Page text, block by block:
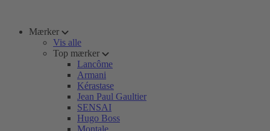
Mærker
Vis alle
Top mærker
Lancôme
Armani
Kérastase
Jean Paul Gaultier
SENSAI
Hugo Boss
Montale